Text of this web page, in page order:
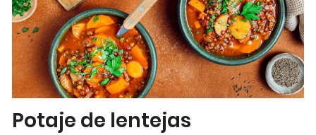
Potaje de lentejas